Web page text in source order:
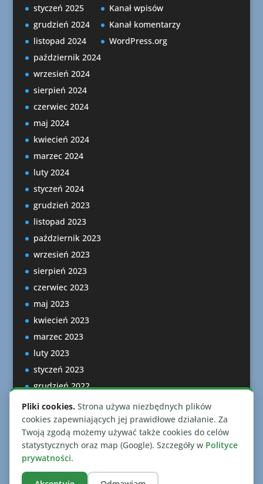
styczeń 2025
grudzień 2024
listopad 2024
październik 2024
wrzesień 2024
sierpień 2024
czerwiec 2024
maj 2024
kwiecień 2024
marzec 2024
luty 2024
styczeń 2024
grudzień 2023
listopad 2023
październik 2023
wrzesień 2023
sierpień 2023
czerwiec 2023
maj 2023
kwiecień 2023
marzec 2023
luty 2023
styczeń 2023
grudzień 2022
listopad 2022
październik 2022
Kanał wpisów
Kanał komentarzy
WordPress.org
Pliki cookies. Strona używa niezbędnych plików
cookies zapewniających jej prawidłowe działanie. Za
Twoją zgodą możemy używać także cookies do celów
statystycznych oraz map (Google). Szczegóły w Polityce
prywatności.